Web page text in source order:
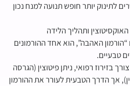
לתינוק יותר חופש תנועה למנח נכון
ותהליך הלידה
“הורמון האהבה”, הוא אחד ההורמונים
טבעיים.
בזירוז רפואי, ניתן פיטוצין (הגרסה
אך הדרך הטבעית לעורר את ההורמון